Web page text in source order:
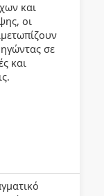
και
οι
σε
και